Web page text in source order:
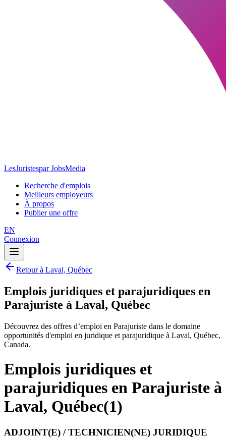
LesJuristespar JobsMedia
Recherche d'emplois
Meilleurs employeurs
À propos
Publier une offre
EN
Connexion
Retour à Laval, Québec
Emplois juridiques et parajuridiques en
Parajuriste à Laval, Québec
Découvrez des offres d’emploi en Parajuriste dans le domaine
opportunités d'emploi en juridique et parajuridique à Laval, Québec,
Canada.
Emplois juridiques et
parajuridiques en Parajuriste à
Laval, Québec(1)
ADJOINT(E) / TECHNICIEN(NE) JURIDIQUE